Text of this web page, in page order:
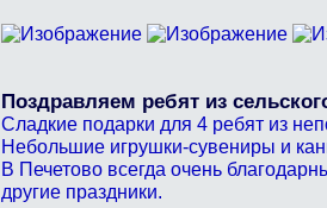
Поздравляем ребят из
Сладкие подарки для 4 ребят из
Небольшие игрушки-сувениры и
В Печетово всегда очень
другие праздники.